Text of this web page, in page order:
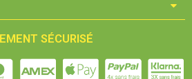
SÉCURISÉ